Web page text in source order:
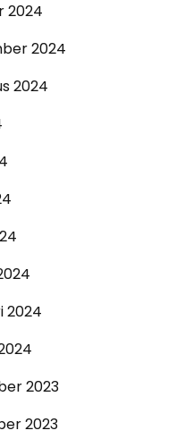
2024
2024
2024
2024
2023
2023